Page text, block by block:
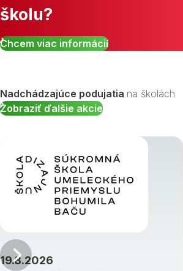
Zobraziť všetky študijné odbory »
školu?
Chcem viac informácií
Nadchádzajúce podujatia na školách
Zobraziť ďalšie akcie
19.8.2026Predchádzajúci